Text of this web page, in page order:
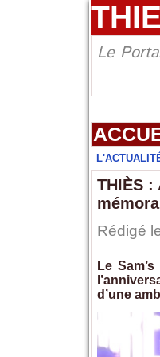
Le
THIÈS :
Rédigé
Le
d’une